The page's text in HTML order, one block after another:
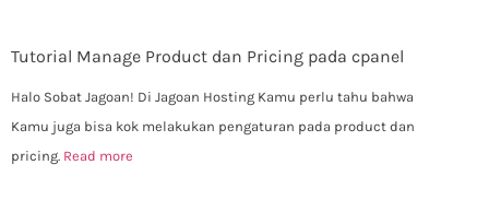
Tutorial Manage Product dan Pricing pada cpanel
Halo Sobat Jagoan! Di Jagoan Hosting Kamu perlu tahu bahwa
Kamu juga bisa kok melakukan pengaturan pada product dan
pricing. Read more